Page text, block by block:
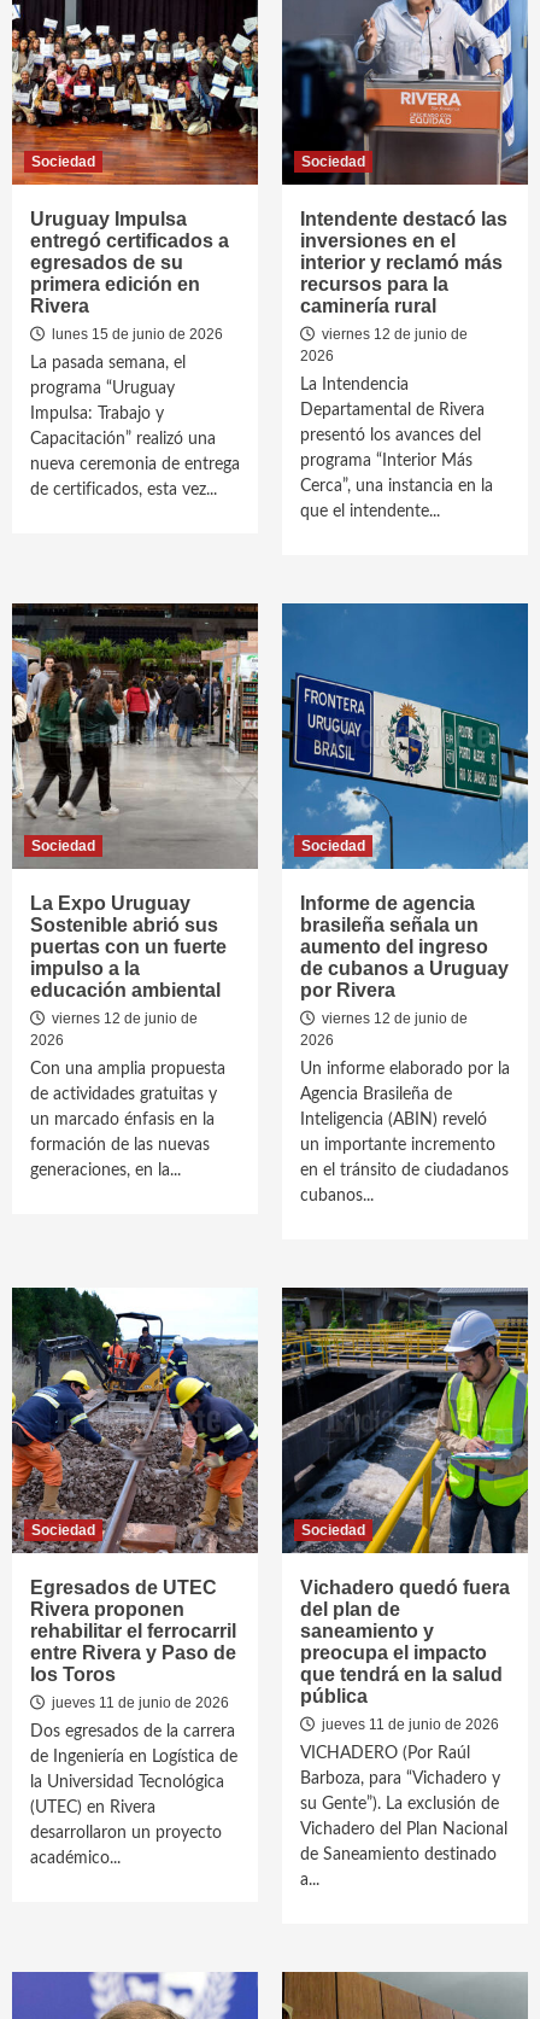
Sociedad
Uruguay Impulsa
entregó certificados a
egresados de su
primera edición en
Rivera
lunes 15 de junio de 2026
La pasada semana, el
programa “Uruguay
Impulsa: Trabajo y
Capacitación” realizó una
nueva ceremonia de entrega
de certificados, esta vez...
Sociedad
Intendente destacó las
inversiones en el
interior y reclamó más
recursos para la
caminería rural
viernes 12 de junio de
2026
La Intendencia
Departamental de Rivera
presentó los avances del
programa “Interior Más
Cerca”, una instancia en la
que el intendente...
Sociedad
La Expo Uruguay
Sostenible abrió sus
puertas con un fuerte
impulso a la
educación ambiental
viernes 12 de junio de
2026
Con una amplia propuesta
de actividades gratuitas y
un marcado énfasis en la
formación de las nuevas
generaciones, en la...
Sociedad
Informe de agencia
brasileña señala un
aumento del ingreso
de cubanos a Uruguay
por Rivera
viernes 12 de junio de
2026
Un informe elaborado por la
Agencia Brasileña de
Inteligencia (ABIN) reveló
un importante incremento
en el tránsito de ciudadanos
cubanos...
Sociedad
Egresados de UTEC
Rivera proponen
rehabilitar el ferrocarril
entre Rivera y Paso de
los Toros
jueves 11 de junio de 2026
Dos egresados de la carrera
de Ingeniería en Logística de
la Universidad Tecnológica
(UTEC) en Rivera
desarrollaron un proyecto
académico...
Sociedad
Vichadero quedó fuera
del plan de
saneamiento y
preocupa el impacto
que tendrá en la salud
pública
jueves 11 de junio de 2026
VICHADERO (Por Raúl
Barboza, para “Vichadero y
su Gente”). La exclusión de
Vichadero del Plan Nacional
de Saneamiento destinado
a...